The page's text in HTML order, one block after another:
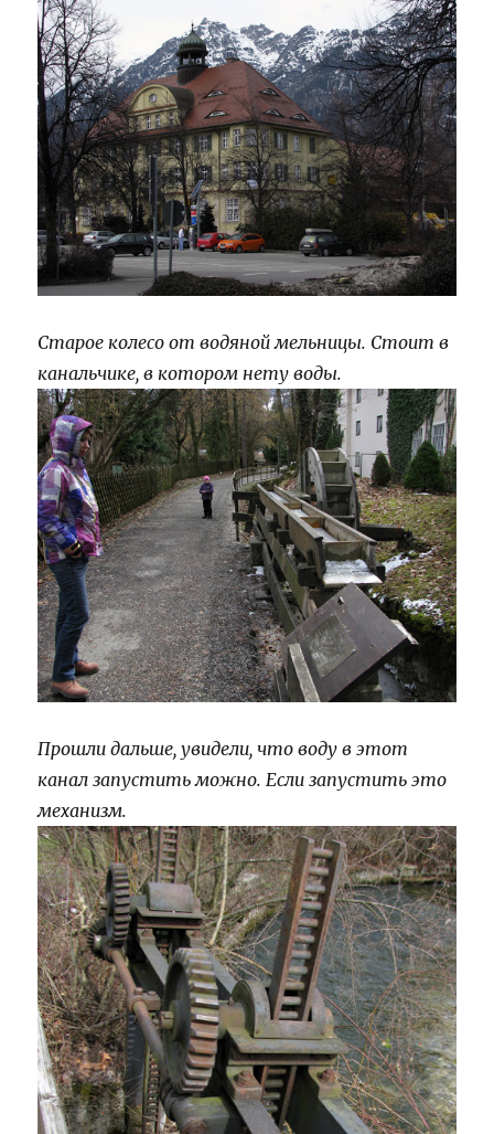
Старое колесо от водяной мельницы. Стоит в
канальчике, в котором нету воды.
Прошли дальше, увидели, что воду в этот
канал запустить можно. Если запустить это
механизм.